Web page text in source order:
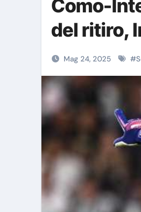
Como-
del ritiro,
Mag 24, 2025 #